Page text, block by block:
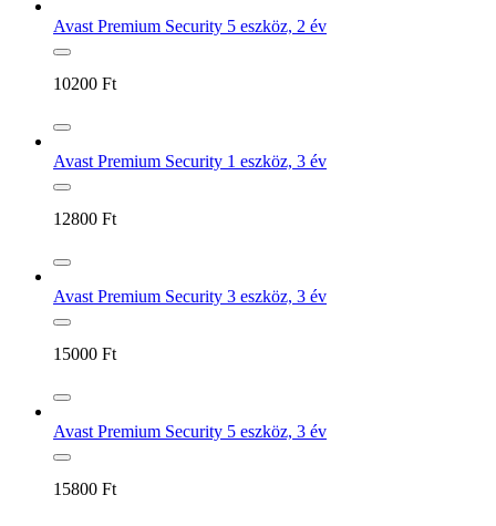
Avast Premium Security 5 eszköz, 2 év
10200 Ft
Avast Premium Security 1 eszköz, 3 év
12800 Ft
Avast Premium Security 3 eszköz, 3 év
15000 Ft
Avast Premium Security 5 eszköz, 3 év
15800 Ft